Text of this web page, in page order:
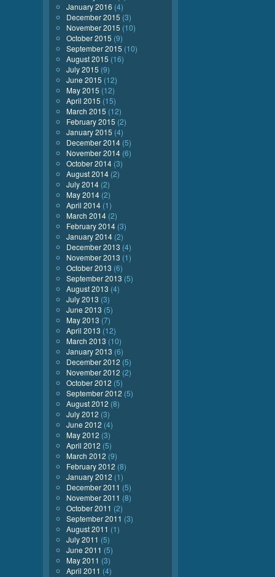
January 2016 (4)
December 2015 (3)
November 2015 (10)
October 2015 (9)
September 2015 (10)
August 2015 (16)
July 2015 (9)
June 2015 (12)
May 2015 (12)
April 2015 (15)
March 2015 (12)
February 2015 (2)
January 2015 (4)
December 2014 (5)
November 2014 (6)
October 2014 (3)
August 2014 (2)
July 2014 (2)
May 2014 (2)
April 2014 (1)
March 2014 (2)
February 2014 (3)
January 2014 (2)
December 2013 (4)
November 2013 (1)
October 2013 (6)
September 2013 (5)
August 2013 (4)
July 2013 (3)
June 2013 (5)
May 2013 (7)
April 2013 (12)
March 2013 (10)
January 2013 (6)
December 2012 (5)
November 2012 (2)
October 2012 (5)
September 2012 (5)
August 2012 (8)
July 2012 (3)
June 2012 (4)
May 2012 (3)
April 2012 (5)
March 2012 (9)
February 2012 (8)
January 2012 (1)
December 2011 (5)
November 2011 (8)
October 2011 (2)
September 2011 (3)
August 2011 (1)
July 2011 (5)
June 2011 (5)
May 2011 (3)
April 2011 (4)